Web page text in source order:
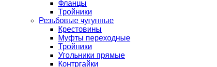
Фланцы
Тройники
Резьбовые чугунные
Крестовины
Муфты переходные
Тройники
Угольники прямые
Контргайки